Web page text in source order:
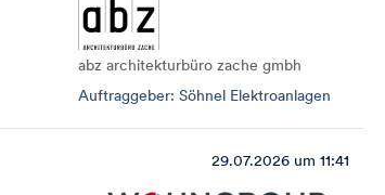
abz architekturbüro zache gmbh
Auftraggeber: Söhnel Elektroanlagen
29.07.2026 um 11:41